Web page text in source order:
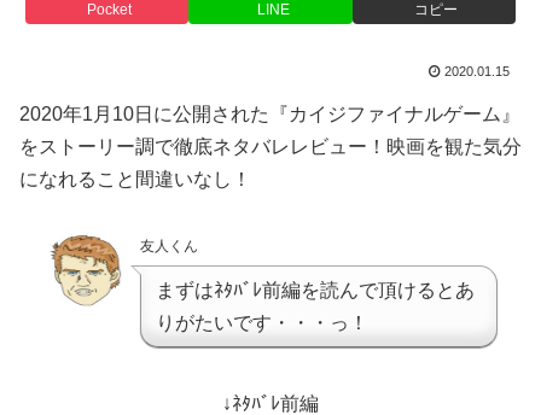
Pocket LINE コピー
2020.01.15
2020年1月10日に公開された『カイジファイナルゲーム』
をストーリー調で徹底ネタバレレビュー！映画を観た気分
になれること間違いなし！
友人くん
まずはﾈﾀﾊﾞﾚ前編を読んで頂けるとあ
りがたいです・・・っ！
↓ﾈﾀﾊﾞﾚ前編